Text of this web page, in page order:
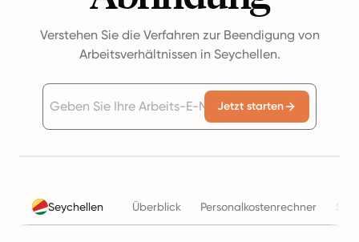
Verstehen Sie die Verfahren zur Beendigung von
Arbeitsverhältnissen in Seychellen.
Jetzt starten
Seychellen Überblick Personalkostenrechner